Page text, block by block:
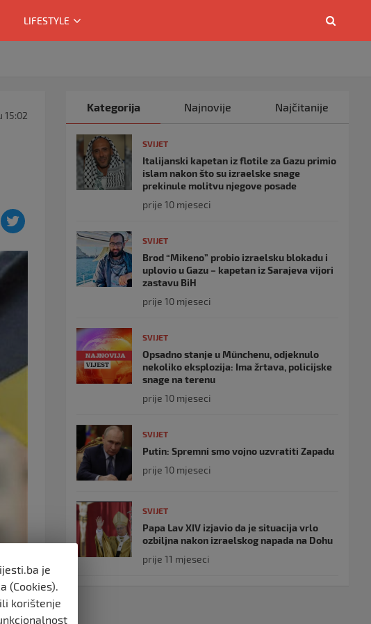
LIFESTYLE
15:02
F
b
Kategorija Najnovije Najčitanije
SVIJET
Italijanski kapetan iz flotile za Gazu primio
islam nakon što su izraelske snage
prekinule molitvu njegove posade
prije 10 mjeseci
SVIJET
Brod “Mikeno” probio izraelsku blokadu i
uplovio u Gazu – kapetan iz Sarajeva vijori
zastavu BiH
prije 10 mjeseci
SVIJET
Opsadno stanje u Münchenu, odjeknulo
nekoliko eksplozija: Ima žrtava, policijske
snage na terenu
prije 10 mjeseci
SVIJET
Putin: Spremni smo vojno uzvratiti Zapadu
prije 10 mjeseci
SVIJET
Papa Lav XIV izjavio da je situacija vrlo
ozbiljna nakon izraelskog napada na Dohu
prije 11 mjeseci
je
(Cookies).
korištenje